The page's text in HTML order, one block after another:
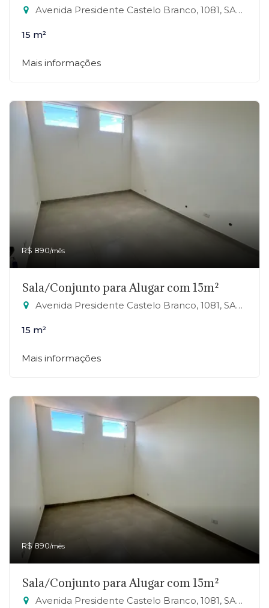
Avenida Presidente Castelo Branco, 1081, SALA 19 - Jardim Zaira, Mauá-SP
15 m²
Mais informações
R$ 890/mês
Sala/Conjunto para Alugar com 15m²
Avenida Presidente Castelo Branco, 1081, SALA 20 - Jardim Zaira, Mauá-SP
15 m²
Mais informações
R$ 890/mês
Sala/Conjunto para Alugar com 15m²
Avenida Presidente Castelo Branco, 1081, SALA 21 - Jardim Zaira, Mauá-SP